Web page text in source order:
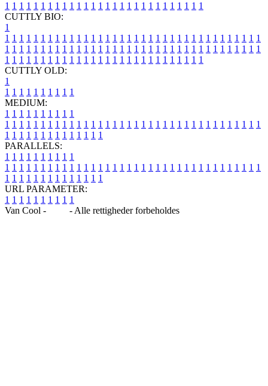
1 1 1 1 1 1 1 1 1 1 1 1 1 1 1 1 1 1 1 1 1 1 1 1 1 1 1 1
CUTTLY BIO:
1
1 1 1 1 1 1 1 1 1 1 1 1 1 1 1 1 1 1 1 1 1 1 1 1 1 1 1 1 1 1 1 1 1 1 1 1
1 1 1 1 1 1 1 1 1 1 1 1 1 1 1 1 1 1 1 1 1 1 1 1 1 1 1 1 1 1 1 1 1 1 1 1
1 1 1 1 1 1 1 1 1 1 1 1 1 1 1 1 1 1 1 1 1 1 1 1 1 1 1 1
CUTTLY OLD:
1
1 1 1 1 1 1 1 1 1 1
MEDIUM:
1 1 1 1 1 1 1 1 1 1
1 1 1 1 1 1 1 1 1 1 1 1 1 1 1 1 1 1 1 1 1 1 1 1 1 1 1 1 1 1 1 1 1 1 1 1
1 1 1 1 1 1 1 1 1 1 1 1 1 1
PARALLELS:
1 1 1 1 1 1 1 1 1 1
1 1 1 1 1 1 1 1 1 1 1 1 1 1 1 1 1 1 1 1 1 1 1 1 1 1 1 1 1 1 1 1 1 1 1 1
1 1 1 1 1 1 1 1 1 1 1 1 1 1
URL PARAMETER:
1 1 1 1 1 1 1 1 1 1
Van Cool -
- Alle rettigheder forbeholdes